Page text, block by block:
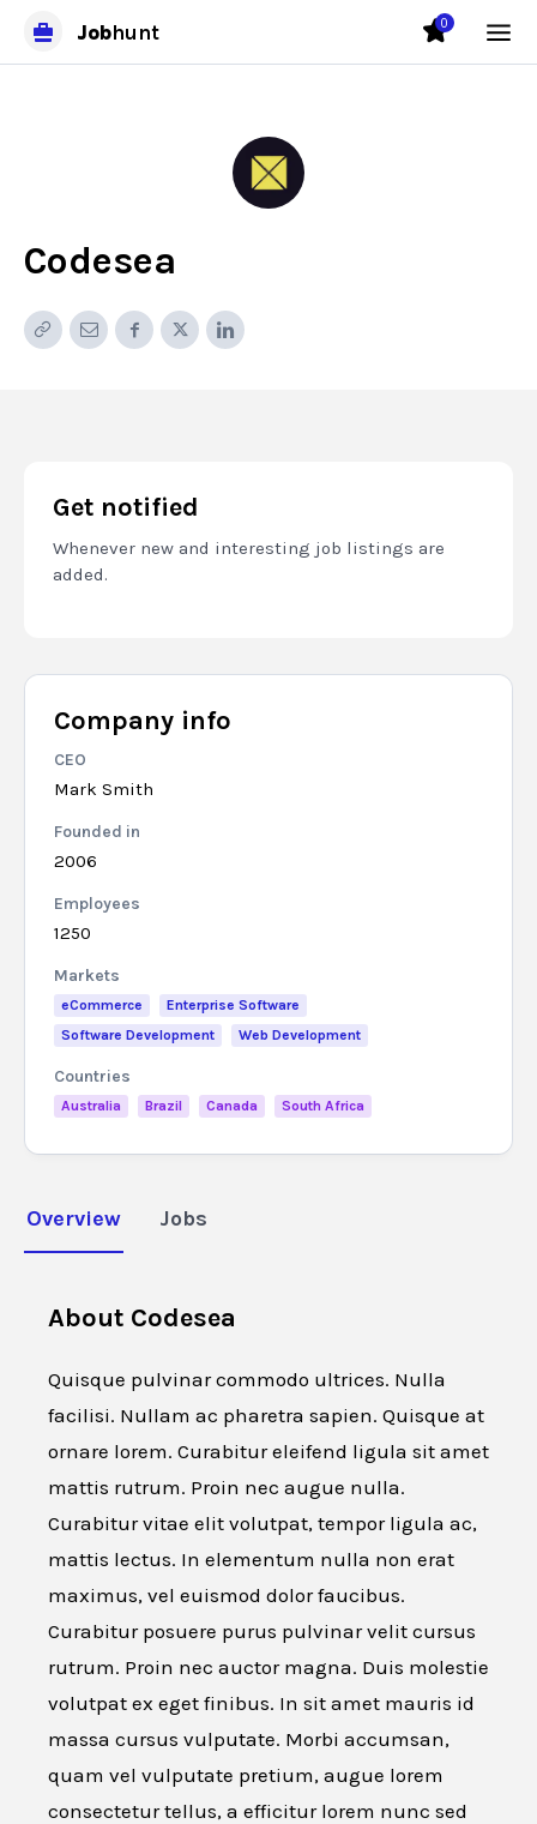
Jobhunt 0
Codesea
Overview Jobs
About Codesea
Quisque pulvinar commodo ultrices. Nulla
facilisi. Nullam ac pharetra sapien. Quisque at
ornare lorem. Curabitur eleifend ligula sit amet
mattis rutrum. Proin nec augue nulla.
Curabitur vitae elit volutpat, tempor ligula ac,
mattis lectus. In elementum nulla non erat
maximus, vel euismod dolor faucibus.
Curabitur posuere purus pulvinar velit cursus
rutrum. Proin nec auctor magna. Duis molestie
volutpat ex eget finibus. In sit amet mauris id
massa cursus vulputate. Morbi accumsan,
quam vel vulputate pretium, augue lorem
consectetur tellus, a efficitur lorem nunc sed
Company info
CEO
Mark Smith
Founded in
2006
Employees
1250
Markets
eCommerce
Enterprise Software
Software Development
Web Development
Countries
Australia Brazil Canada South Africa
Get notified
Whenever new and interesting job listings are
added.